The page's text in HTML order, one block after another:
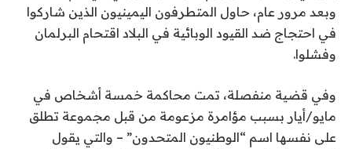
وبعد مرور عام، حاول المتطرفون اليمينيون الذين شاركوا
في احتجاج ضد القيود الوبائية في البلاد اقتحام البرلمان
وفشلوا.
وفي قضية منفصلة، ​​تمت محاكمة خمسة أشخاص في
مايو/أيار بسبب مؤامرة مزعومة من قبل مجموعة تطلق
على نفسها اسم “الوطنيون المتحدون” – والتي يقول